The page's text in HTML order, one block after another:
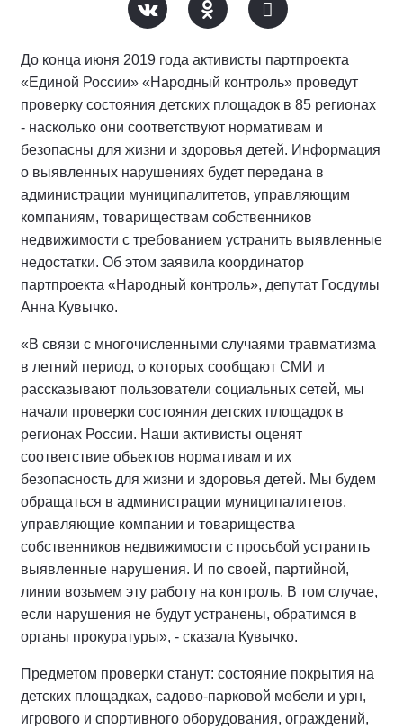
До конца июня 2019 года активисты партпроекта
«Единой России» «Народный контроль» проведут
проверку состояния детских площадок в 85 регионах
- насколько они соответствуют нормативам и
безопасны для жизни и здоровья детей. Информация
о выявленных нарушениях будет передана в
администрации муниципалитетов, управляющим
компаниям, товариществам собственников
недвижимости с требованием устранить выявленные
недостатки. Об этом заявила координатор
партпроекта «Народный контроль», депутат Госдумы
Анна Кувычко.
«В связи с многочисленными случаями травматизма
в летний период, о которых сообщают СМИ и
рассказывают пользователи социальных сетей, мы
начали проверки состояния детских площадок в
регионах России. Наши активисты оценят
соответствие объектов нормативам и их
безопасность для жизни и здоровья детей. Мы будем
обращаться в администрации муниципалитетов,
управляющие компании и товарищества
собственников недвижимости с просьбой устранить
выявленные нарушения. И по своей, партийной,
линии возьмем эту работу на контроль. В том случае,
если нарушения не будут устранены, обратимся в
органы прокуратуры», - сказала Кувычко.
Предметом проверки станут: состояние покрытия на
детских площадках, садово-парковой мебели и урн,
игрового и спортивного оборудования, ограждений,